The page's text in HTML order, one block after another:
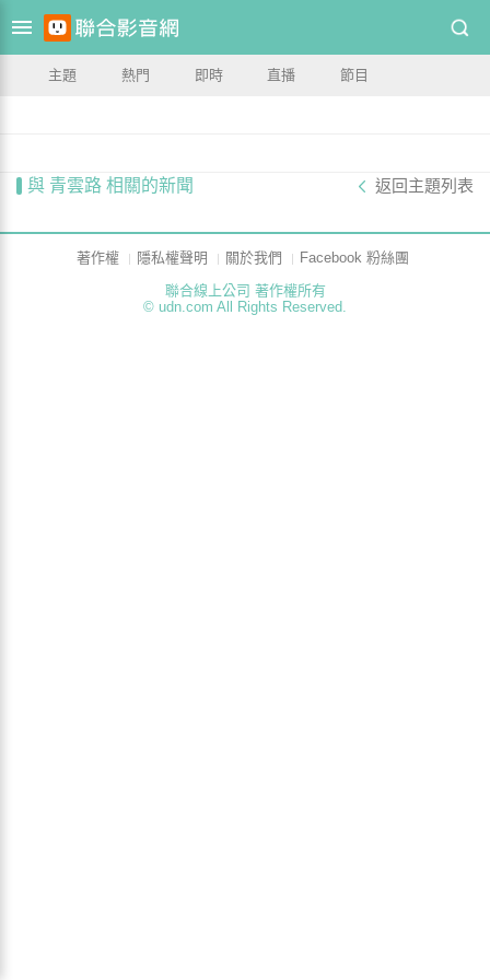
主題 熱門 即時 直播 節目
與 青雲路 相關的新聞 返回主題列表
著作權 隱私權聲明 關於我們
Facebook 粉絲團
聯合線上公司 著作權所有
© udn.com All Rights Reserved.